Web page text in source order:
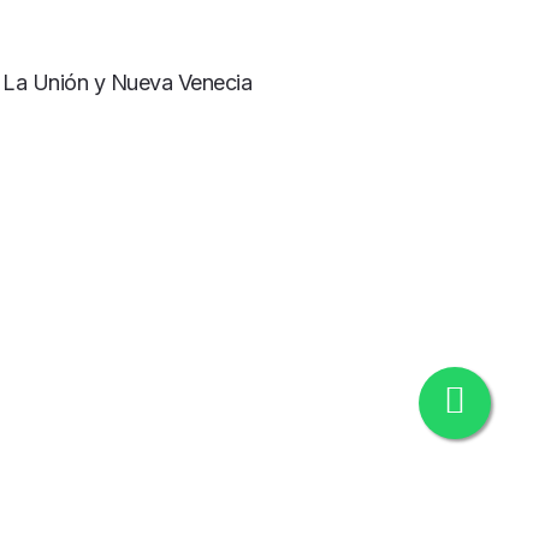
Unión y Nueva Venecia